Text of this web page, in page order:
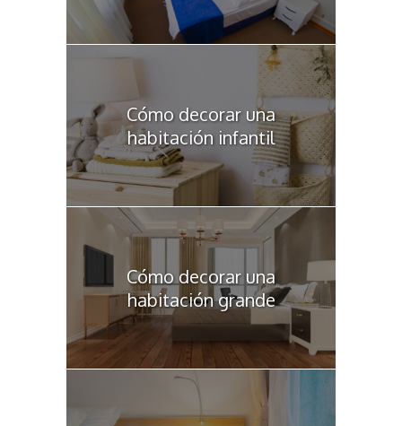
Cómo decorar una
habitación infantil
Cómo decorar una
habitación grande